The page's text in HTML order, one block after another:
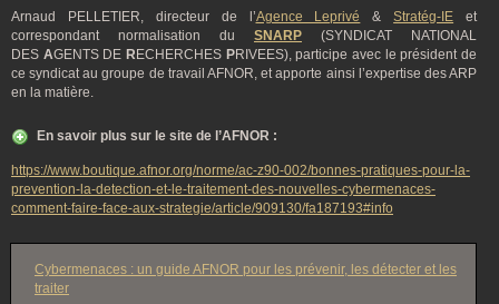
Arnaud PELLETIER, directeur de l’Agence Leprivé &Stratég-IE et
correspondant normalisation du SNARP (SYNDICAT NATIONAL
DES AGENTS DE R ECHERCHES PRIVEES), participe avec le président de
ce syndicat au groupe de travail AFNOR, et apporte ainsi l’expertise des ARP
en la matière.
En savoir plus sur le site de l’AFNOR :
https://www.boutique.afnor.org/norme/ac-z90-002/bonnes-pratiques-pour-la-
prevention-la-detection-et-le-traitement-des-nouvelles-cybermenaces-
comment-faire-face-aux-strategie/article/909130/fa187193#info
Cybermenaces : un guide AFNOR pour les prévenir, les détecter et les
traiter